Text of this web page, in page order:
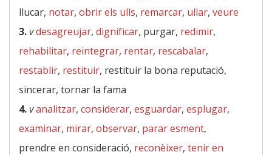
llucar, notar, obrir els ulls, remarcar, ullar, veure
3.vdesagreujar, dignificar, purgar, redimir,
rehabilitar, reintegrar, rentar, rescabalar,
restablir, restituir, restituir la bona reputació,
sincerar, tornar la fama
4.vanalitzar, considerar, esguardar, esplugar,
examinar, mirar, observar, parar esment,
prendre en consideració, reconèixer, tenir en